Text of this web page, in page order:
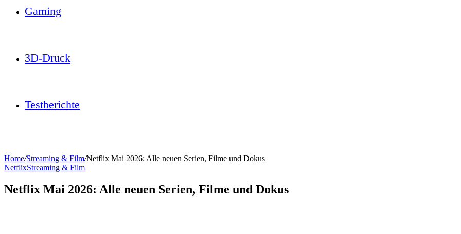
Gaming
3D-Druck
Testberichte
Home/Streaming & Film/Netflix Mai 2026: Alle neuen Serien, Filme und Dokus
NetflixStreaming & Film
Netflix Mai 2026: Alle neuen Serien, Filme und Dokus